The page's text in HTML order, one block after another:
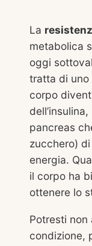
La
metabolica
oggi
tratta di uno
corpo
pancreas
zucchero)
energia.
il corpo ha
ottenere lo
Potresti
condizione,